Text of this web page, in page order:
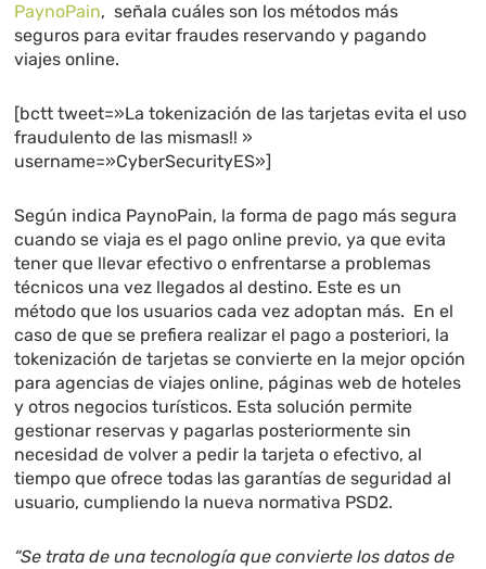
PaynoPain, señala cuáles son los métodos más
seguros para evitar fraudes reservando y pagando
viajes online.
[bctt tweet=»La tokenización de las tarjetas evita el uso
fraudulento de las mismas!! »
username=»CyberSecurityES»]
Según indica PaynoPain, la forma de pago más segura
cuando se viaja es el pago online previo, ya que evita
tener que llevar efectivo o enfrentarse a problemas
técnicos una vez llegados al destino. Este es un
método que los usuarios cada vez adoptan más. En el
caso de que se prefiera realizar el pago a posteriori, la
tokenización de tarjetas se convierte en la mejor opción
para agencias de viajes online, páginas web de hoteles
y otros negocios turísticos. Esta solución permite
gestionar reservas y pagarlas posteriormente sin
necesidad de volver a pedir la tarjeta o efectivo, al
tiempo que ofrece todas las garantías de seguridad al
usuario, cumpliendo la nueva normativa PSD2.
“Se trata de una tecnología que convierte los datos de